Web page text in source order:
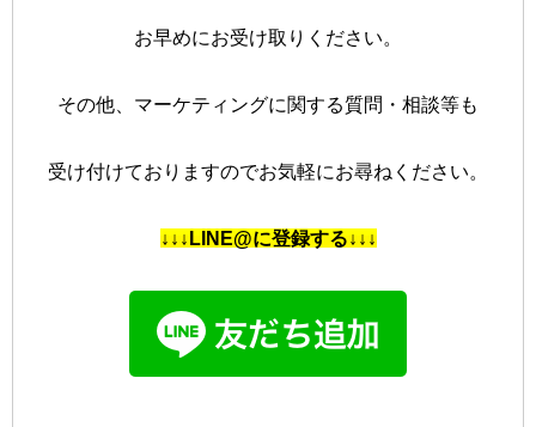
お早めにお受け取りください。
その他、マーケティングに関する質問・相談等も
受け付けておりますのでお気軽にお尋ねください。
↓↓↓LINE@に登録する↓↓↓